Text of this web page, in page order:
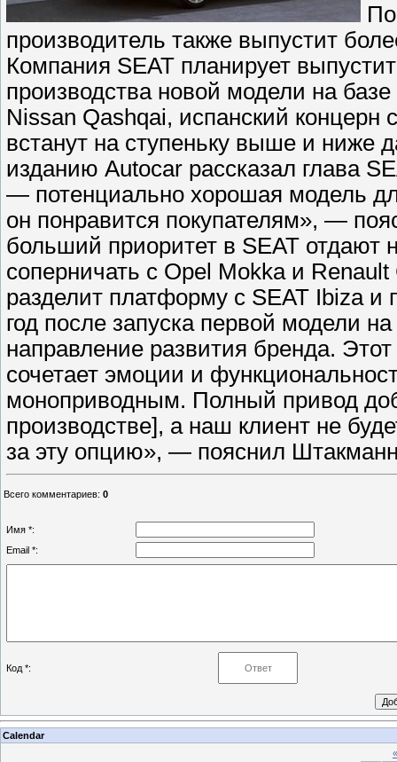
производитель также выпустит
Компания SEAT планирует
производства новой модели на
Nissan Qashqai, испанский концерн
встанут на ступеньку выше и ниже
изданию Autocar рассказал глава
— потенциально хорошая модель
он понравится покупателям», —
больший приоритет в SEAT отдают
соперничать с Opel Mokka и
разделит платформу с SEAT Ibiza и
год после запуска первой модели
направление развития бренда.
сочетает эмоции и
моноприводным. Полный привод
производстве], а наш клиент не
за эту опцию», — пояснил
Всего комментариев: 0
Имя *:
Email *:
Код *:
Calendar
«